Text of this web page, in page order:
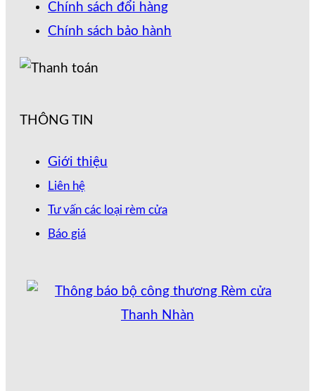
Chính sách đổi hàng
Chính sách bảo hành
THÔNG TIN
Giới thiệu
Liên hệ
Tư vấn các loại rèm cửa
Báo giá